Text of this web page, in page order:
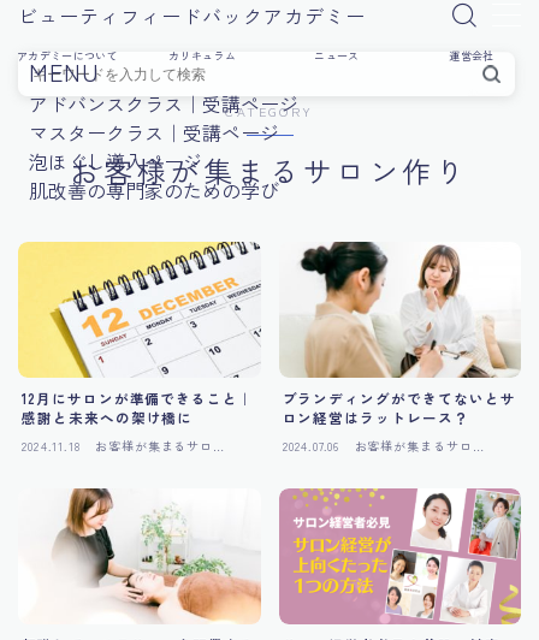
ビューティフィードバックアカデミー
MENU
アドバンスクラス｜受講ページ
マスタークラス｜受講ページ
泡ほぐし導入ページ
肌改善の専門家のための学び
アカデミーについて カリキュラム ニュース 運営会社
CATEGORY
お客様が集まるサロン作り
12月にサロンが準備できること｜
感謝と未来への架け橋に
2024.11.18
お客様が集まるサロン
ブランディングができてないとサ
ロン経営はラットレース？
2024.07.06
お客様が集まるサロン